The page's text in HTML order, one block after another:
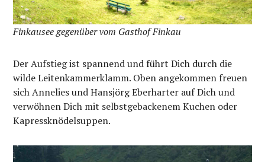
Finkausee gegenüber vom Gasthof Finkau
Der Aufstieg ist spannend und führt Dich durch die
wilde Leitenkammerklamm. Oben angekommen freuen
sich Annelies und Hansjörg Eberharter auf Dich und
verwöhnen Dich mit selbstgebackenem Kuchen oder
Kapressknödelsuppen.